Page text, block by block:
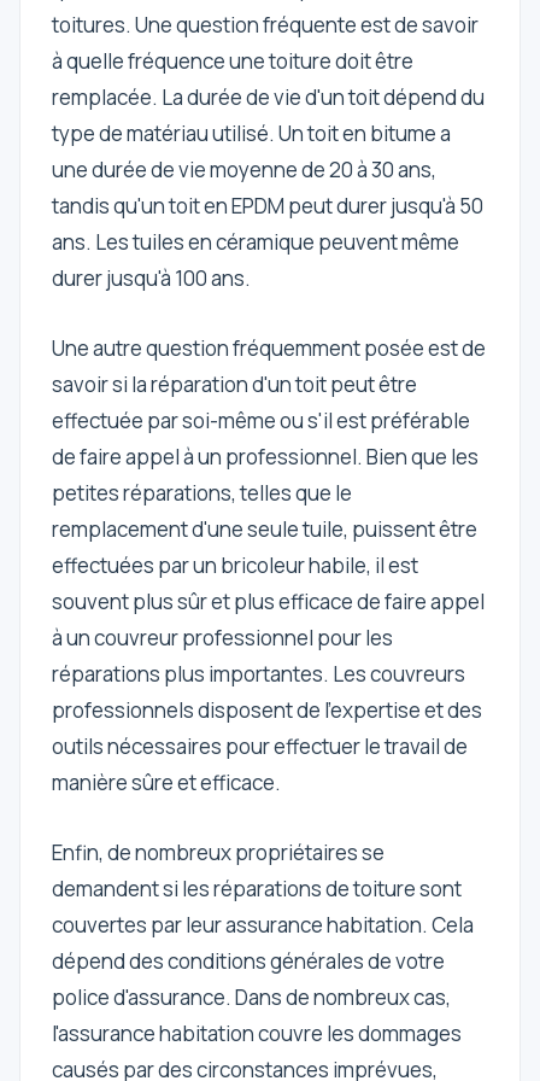
toitures. Une question fréquente est de savoir
à quelle fréquence une toiture doit être
remplacée. La durée de vie d'un toit dépend du
type de matériau utilisé. Un toit en bitume a
une durée de vie moyenne de 20 à 30 ans,
tandis qu'un toit en EPDM peut durer jusqu'à 50
ans. Les tuiles en céramique peuvent même
durer jusqu'à 100 ans.
Une autre question fréquemment posée est de
savoir si la réparation d'un toit peut être
effectuée par soi-même ou s'il est préférable
de faire appel à un professionnel. Bien que les
petites réparations, telles que le
remplacement d'une seule tuile, puissent être
effectuées par un bricoleur habile, il est
souvent plus sûr et plus efficace de faire appel
à un couvreur professionnel pour les
réparations plus importantes. Les couvreurs
professionnels disposent de l'expertise et des
outils nécessaires pour effectuer le travail de
manière sûre et efficace.
Enfin, de nombreux propriétaires se
demandent si les réparations de toiture sont
couvertes par leur assurance habitation. Cela
dépend des conditions générales de votre
police d'assurance. Dans de nombreux cas,
l'assurance habitation couvre les dommages
causés par des circonstances imprévues,